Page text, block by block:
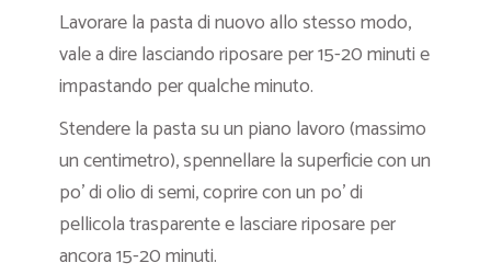
Lavorare la pasta di nuovo allo stesso modo,
vale a dire lasciando riposare per 15-20 minuti e
impastando per qualche minuto.
Stendere la pasta su un piano lavoro (massimo
un centimetro), spennellare la superficie con un
po’ di olio di semi, coprire con un po’ di
pellicola trasparente e lasciare riposare per
ancora 15-20 minuti.